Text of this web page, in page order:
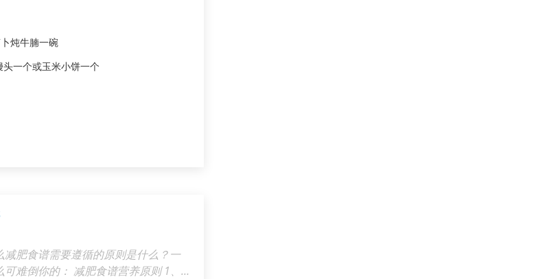
炖牛腩一碗
一个或玉米小饼一个
肥食谱需要遵循的原则是什么？一
难倒你的： 减肥食谱营养原则 1、